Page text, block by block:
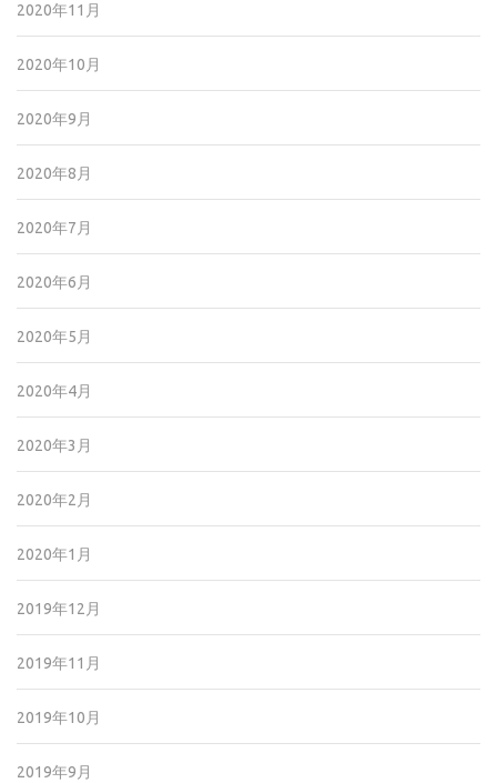
2020年11月
2020年10月
2020年9月
2020年8月
2020年7月
2020年6月
2020年5月
2020年4月
2020年3月
2020年2月
2020年1月
2019年12月
2019年11月
2019年10月
2019年9月